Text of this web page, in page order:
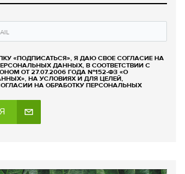
«ПОДПИСАТЬСЯ», Я ДАЮ СВОЕ СОГЛАСИЕ НА
ДАННЫХ, В СООТВЕТСТВИИ С
ОТ 27.07.2006 ГОДА №152-ФЗ «О
НА УСЛОВИЯХ И ДЛЯ ЦЕЛЕЙ,
НА ОБРАБОТКУ ПЕРСОНАЛЬНЫХ